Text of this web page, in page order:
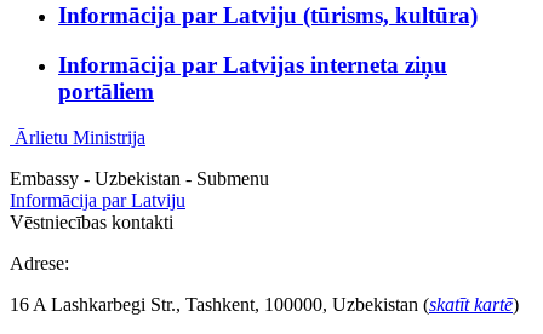
Informācija par Latviju (tūrisms, kultūra)
Informācija par Latvijas interneta ziņu
portāliem
Ārlietu Ministrija
Embassy - Uzbekistan - Submenu
Informācija par Latviju
Vēstniecības kontakti
Adrese:
16 A Lashkarbegi Str., Tashkent, 100000, Uzbekistan (skatīt kartē)